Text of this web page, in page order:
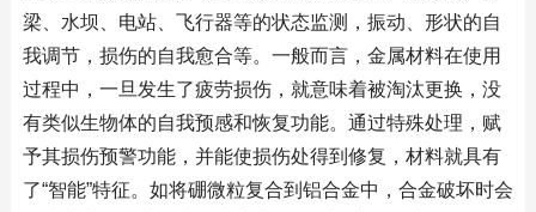
梁、水坝、电站、飞行器等的状态监测，振动、形状的自
我调节，损伤的自我愈合等。一般而言，金属材料在使用
过程中，一旦发生了疲劳损伤，就意味着被淘汰更换，没
有类似生物体的自我预感和恢复功能。通过特殊处理，赋
予其损伤预警功能，并能使损伤处得到修复，材料就具有
了“智能”特征。如将硼微粒复合到铝合金中，合金破坏时会